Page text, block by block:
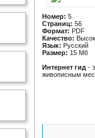
Номер: 5
Страниц: 56
Формат: PDF
Качество:
Язык: Русский
Размер: 15 Мб
Интернет гид -
живописным